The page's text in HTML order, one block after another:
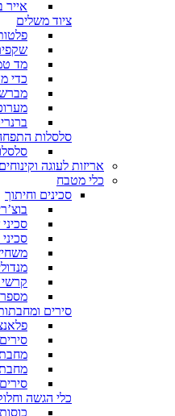
ציוד משלים
מד
כדי
סלסלות
אריזות לעוגה וקינוחים
כלי מטבח
סכינים וחיתוך
קרשי
סירים
סירים
כלי הגשה